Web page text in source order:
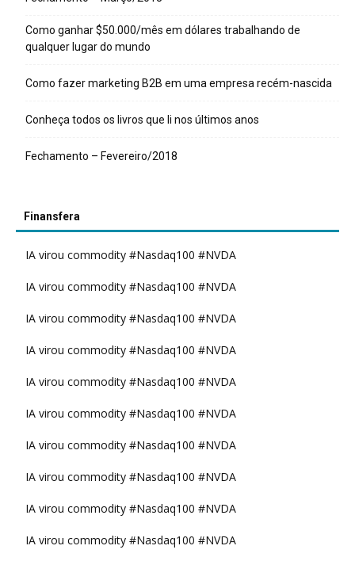
Como ganhar $50.000/mês em dólares trabalhando de
qualquer lugar do mundo
Como fazer marketing B2B em uma empresa recém-nascida
Conheça todos os livros que li nos últimos anos
Fechamento – Fevereiro/2018
Finansfera
IA virou commodity #Nasdaq100 #NVDA
IA virou commodity #Nasdaq100 #NVDA
IA virou commodity #Nasdaq100 #NVDA
IA virou commodity #Nasdaq100 #NVDA
IA virou commodity #Nasdaq100 #NVDA
IA virou commodity #Nasdaq100 #NVDA
IA virou commodity #Nasdaq100 #NVDA
IA virou commodity #Nasdaq100 #NVDA
IA virou commodity #Nasdaq100 #NVDA
IA virou commodity #Nasdaq100 #NVDA